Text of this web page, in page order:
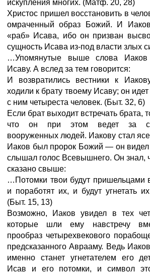
искупления многих. (Матф. 20, 28)
Христос пришел восстановить в
омраченный образ Божий. И
«раб» Исава, ибо он призван
сущность Исава из-под власти злых
…Упомянутые выше слова Иаков
Исаву. А вслед за тем говорится:
И возвратились вестники к
ходили к брату твоему Исаву; он идет
с ним четыреста человек. (Быт. 32, 6)
Если брат выходит встречать брата,
что он при этом ведет за
вооруженных людей. Иакову стал
Иаков был пророк Божий — он
слышал голос Всевышнего. Он знал,
сказано свыше:
…Потомки твои будут пришельцами
и поработят их, и будут угнетать
(Быт. 15, 13)
Возможно, Иаков увидел в тех
которые шли ему навстречу
прообраз четырехвекового
предсказанного Аврааму. Ведь
именно станет угнетателем его
Исав и его потомки, и символ